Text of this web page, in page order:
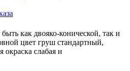
как двояко-конической, так и
цвет груш стандартный,
слабая и